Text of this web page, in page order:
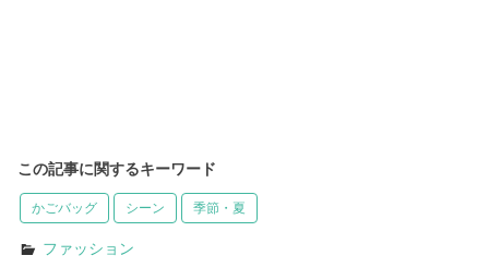
この記事に関するキーワード
かごバッグ シーン 季節・夏
ファッション